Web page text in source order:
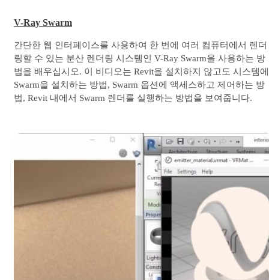
V-Ray Swarm
간단한 웹 인터페이스를 사용하여 한 번에 여러 컴퓨터에서 렌더
링할 수 있는 분산 렌더링 시스템인 V-Ray Swarm을 사용하는 방
법을 배우십시오. 이 비디오는 Revit을 설치하지 않고도 시스템에
Swarm을 설치하는 방법, Swarm 옵션에 액세스하고 제어하는 방
법, Revit 내에서 Swarm 렌더를 실행하는 방법을 보여줍니다.